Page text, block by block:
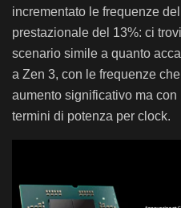
incrementato le frequenze
prestazionale del 13%: ci
scenario simile a quanto
a Zen 3, con le frequenze
aumento significativo ma
termini di potenza per clock.